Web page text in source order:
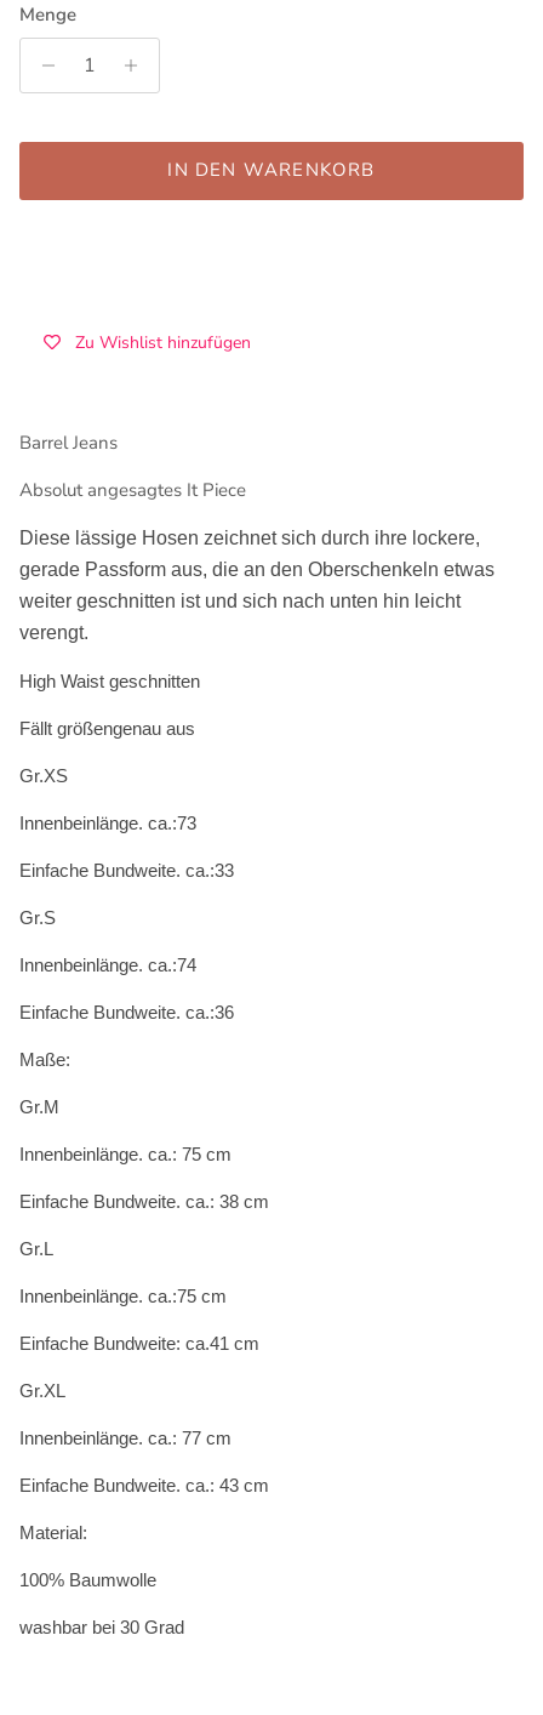
Menge
IN DEN WARENKORB
Zu Wishlist hinzufügen
Barrel Jeans
Absolut angesagtes It Piece
Diese lässige Hosen zeichnet sich durch ihre lockere,
gerade Passform aus, die an den Oberschenkeln etwas
weiter geschnitten ist und sich nach unten hin leicht
verengt.
High Waist geschnitten
Fällt größengenau aus
Gr.XS
Innenbeinlänge. ca.:73
Einfache Bundweite. ca.:33
Gr.S
Innenbeinlänge. ca.:74
Einfache Bundweite. ca.:36
Maße:
Gr.M
Innenbeinlänge. ca.: 75 cm
Einfache Bundweite. ca.: 38 cm
Gr.L
Innenbeinlänge. ca.:75 cm
Einfache Bundweite: ca.41 cm
Gr.XL
Innenbeinlänge. ca.: 77 cm
Einfache Bundweite. ca.: 43 cm
Material:
100% Baumwolle
washbar bei 30 Grad